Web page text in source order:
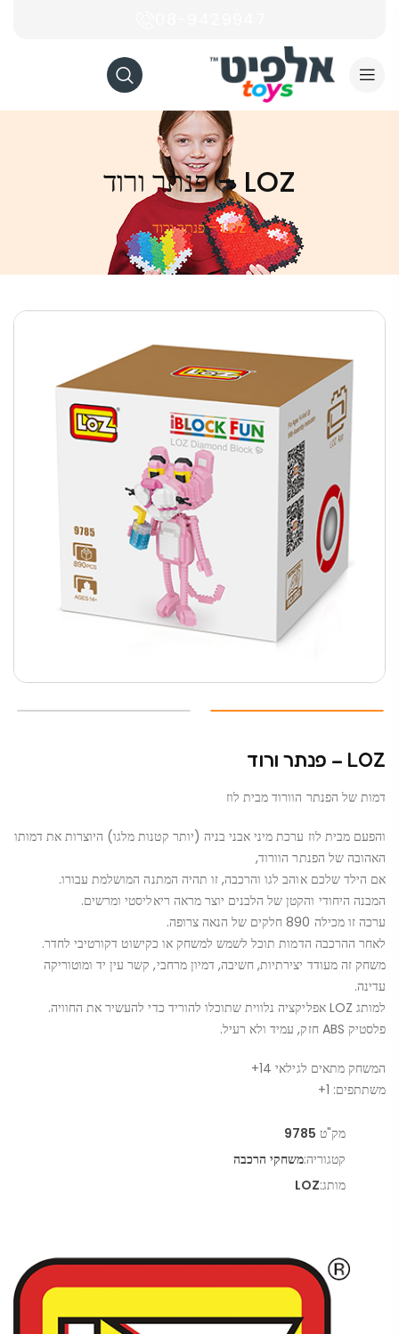
LOZ – פנתר ורוד
LOZ – פנתר ורוד
LOZ – פנתר ורוד
דמות של הפנתר הוורוד מבית לוז
והפעם מבית לוז ערכת מיני אבני בניה (יותר קטנות מלגו) היוצרות את דמותו
האהובה של הפנתר הוורוד,
אם הילד שלכם אוהב לגו והרכבה, זו תהיה המתנה המושלמת עבורו.
המבנה היחודי והקטן של הלבנים יוצר מראה ריאליסטי ומרשים.
ערכה זו מכילה 890 חלקים של הנאה צרופה.
לאחר ההרכבה הדמות תוכל לשמש למשחק או כקישוט דקורטיבי לחדר.
משחק זה מעודד יצירתיות, חשיבה, דמיון מרחבי, קשר עין יד ומוטוריקה
עדינה.
למותג LOZ אפליקציה נלווית שתוכלו להוריד כדי להעשיר את החוויה.
פלסטיק ABS חזק, עמיד ולא רעיל.
המשחק מתאים לגילאי 14+
משתתפים: 1+
מק"ט 9785
קטגוריה:משחקי הרכבה
מותג:LOZ